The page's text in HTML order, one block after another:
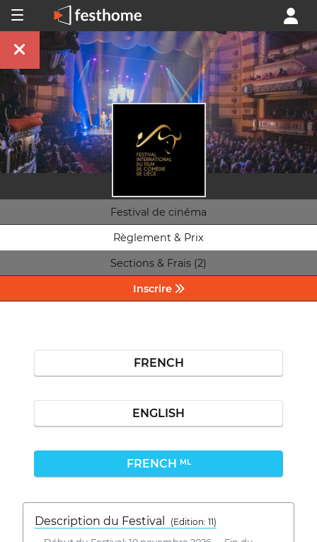
Festival de cinéma
Règlement & Prix
Sections & Frais (2)
Inscrire
FRENCH
ENGLISH
FRENCH ML
Description du Festival
( Edition: 11)